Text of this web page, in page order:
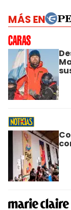
MÁS EN